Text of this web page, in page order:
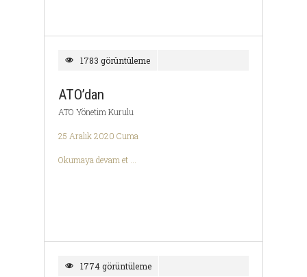
1783 görüntüleme
ATO’dan
ATO Yönetim Kurulu
25 Aralık 2020 Cuma
Okumaya devam et ...
1774 görüntüleme